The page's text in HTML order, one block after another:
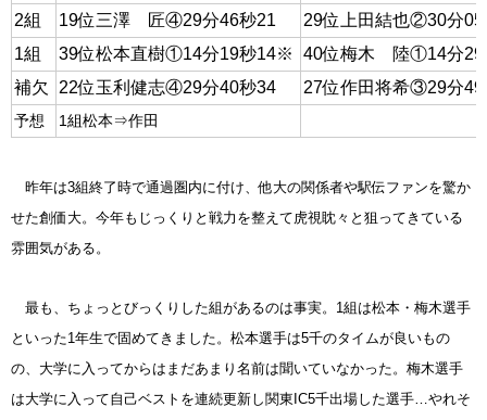
2組
19位三澤 匠④29分46秒21
29位上田結也②30分
1組
39位松本直樹①14分19秒14※
40位梅木 陸①14分
補欠
22位玉利健志④29分40秒34 27位作田将希③29分
予想 1組松本⇒作田
昨年は3組終了時で通過圏内に付け、他大の関係者や駅伝ファンを驚か
せた創価大。今年もじっくりと戦力を整えて虎視眈々と狙ってきている
雰囲気がある。
最も、ちょっとびっくりした組があるのは事実。1組は松本・梅木選手
といった1年生で固めてきました。松本選手は5千のタイムが良いもの
の、大学に入ってからはまだあまり名前は聞いていなかった。梅木選手
は大学に入って自己ベストを連続更新し関東IC5千出場した選手…やれそ